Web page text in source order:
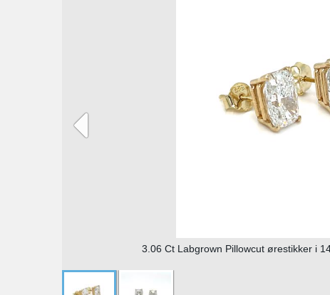
3.06 Ct Labgrown Pillowcut ørestikker i